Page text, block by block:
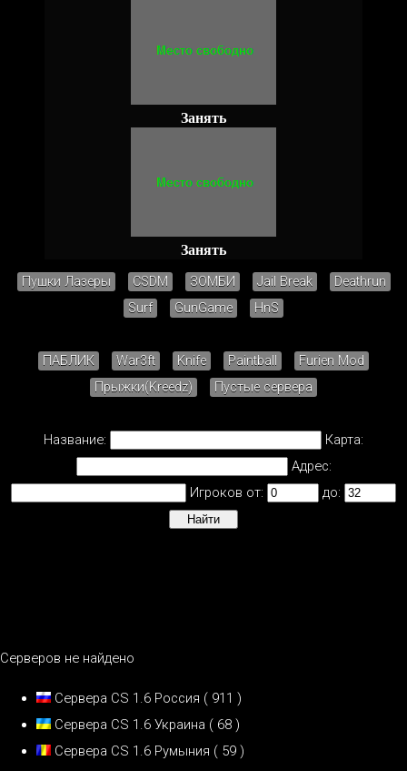
Занять
Занять
Пушки Лазеры CSDM ЗОМБИ Jail Break
Deathrun
Surf
GunGame HnS
ПАБЛИК War3ft Knife Paintball
Furien Mod
Прыжки(Kreedz)
Пустые сервера
Название:
Карта:
Адрес:
Игроков от:
до:
Серверов не найдено
Сервера CS 1.6 Россия ( 911 )
Сервера CS 1.6 Украина ( 68 )
Сервера CS 1.6 Румыния ( 59 )